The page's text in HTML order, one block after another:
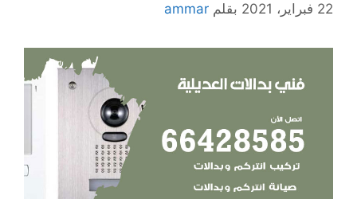
22 فبراير، 2021 بقلم ammar